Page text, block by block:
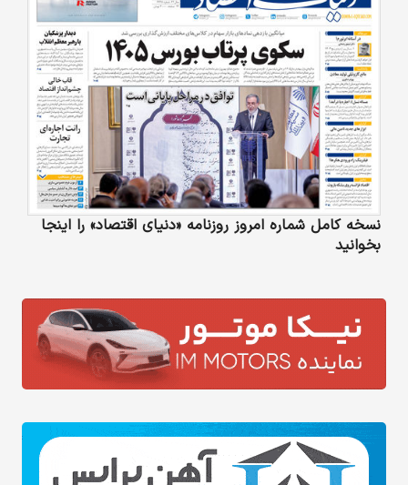
نسخه کامل شماره امروز روزنامه «دنیای‌ اقتصاد» را اینجا
بخوانید